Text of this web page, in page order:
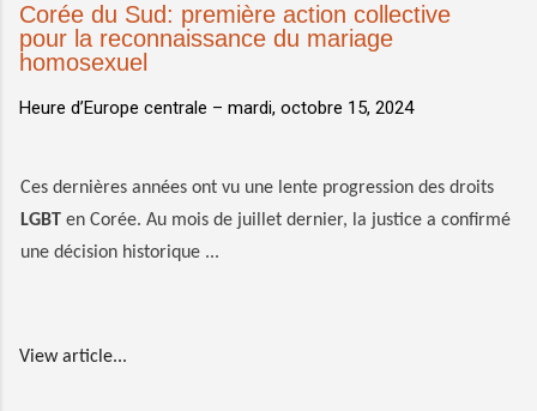
Corée du Sud: première action collective
pour la reconnaissance du mariage
homosexuel
Heure d’Europe centrale – mardi, octobre 15, 2024
Ces dernières années ont vu une lente progression des droits
LGBT en Corée. Au mois de juillet dernier, la justice a confirmé
une décision historique ...
View article...